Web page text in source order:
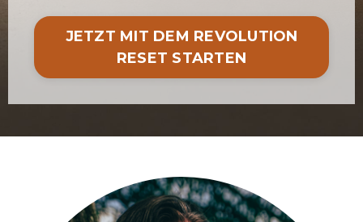
JETZT MIT DEM REVOLUTION
RESET STARTEN